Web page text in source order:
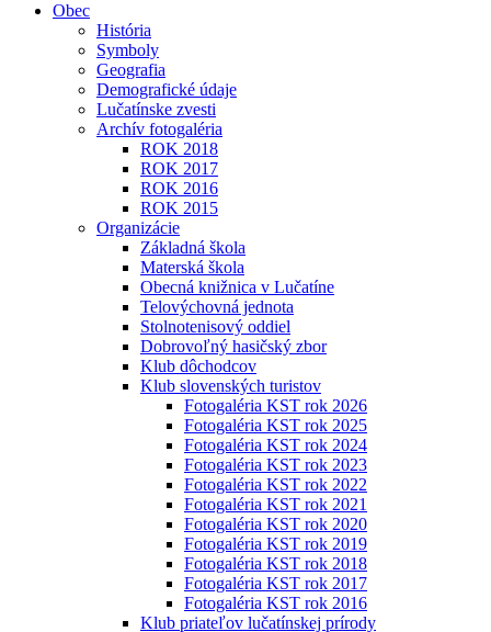
Obec
História
Symboly
Geografia
Demografické údaje
Lučatínske zvesti
Archív fotogaléria
ROK 2018
ROK 2017
ROK 2016
ROK 2015
Organizácie
Základná škola
Materská škola
Obecná knižnica v Lučatíne
Telovýchovná jednota
Stolnotenisový oddiel
Dobrovoľný hasičský zbor
Klub dôchodcov
Klub slovenských turistov
Fotogaléria KST rok 2026
Fotogaléria KST rok 2025
Fotogaléria KST rok 2024
Fotogaléria KST rok 2023
Fotogaléria KST rok 2022
Fotogaléria KST rok 2021
Fotogaléria KST rok 2020
Fotogaléria KST rok 2019
Fotogaléria KST rok 2018
Fotogaléria KST rok 2017
Fotogaléria KST rok 2016
Klub priateľov lučatínskej prírody